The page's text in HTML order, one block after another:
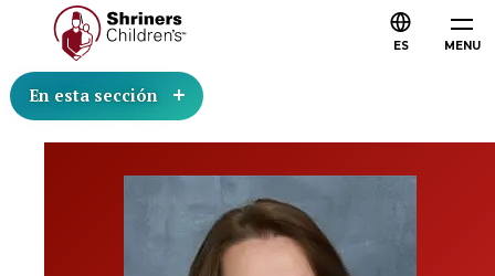
MENU
ES
En esta sección